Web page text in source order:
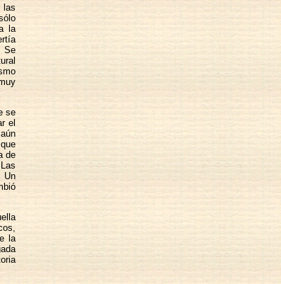
las
la
Se
se
el
de
Un
la